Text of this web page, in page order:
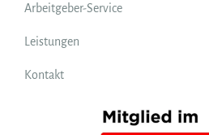
Arbeitgeber-Service
Leistungen
Kontakt